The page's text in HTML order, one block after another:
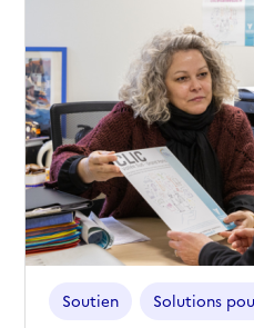
Soutien Solutions